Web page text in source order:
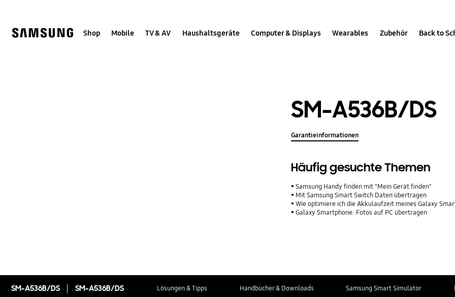
help
Shop Mobile TV & AV Haushaltsgeräte Computer & Displays Wearables Zubehör Back to
SM-A536B/DS
Garantieinformationen
Häufig gesuchte Themen
Samsung Handy finden mit "Mein Gerät finden"
Mit Samsung Smart Switch Daten übertragen
Wie optimiere ich die Akkulaufzeit meines Galaxy
Galaxy Smartphone: Fotos auf PC übertragen
SM-A536B/DS SM-A536B/DS Lösungen & Tipps Handbücher & Downloads Samsung Smart Simulator